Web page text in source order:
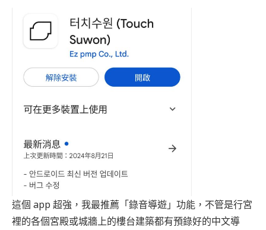
這個 app 超強，我最推薦「錄音導遊」功能，不管是行宮
裡的各個宮殿或城牆上的樓台建築都有預錄好的中文導